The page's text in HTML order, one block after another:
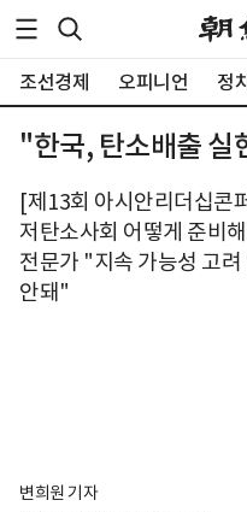
조선경제 오피니언 정
"한국, 탄소배출 실
[제13회 아시안리더십콘
저탄소사회 어떻게 준비
전문가 "지속 가능성 고
안돼"
변희원 기자